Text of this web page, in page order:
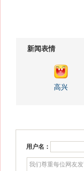
新闻表情
高兴
用户名：